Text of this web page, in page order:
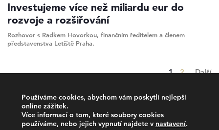
Investujeme více než miliardu eur do
rozvoje a rozšiřování
Rozhovor s Radkem Hovorkou, finančním ředitelem a členem
představenstva Letiště Praha.
Strana
1 Strana
2 Další
Používáme cookies, abychom vám poskytli nejlepší
online zážitek.
Více informací o tom, které soubory cookies
používáme, nebo jejich vypnutí najdete v nastavení.